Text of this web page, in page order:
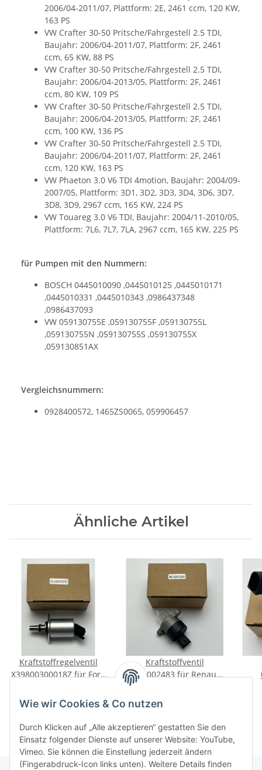
Wie wir Cookies & Co nutzen
Durch Klicken auf „Alle akzeptieren“ gestatten Sie den
Einsatz folgender Dienste auf unserer Website: YouTube,
Vimeo. Sie können die Einstellung jederzeit ändern
(Fingerabdruck-Icon links unten). Weitere Details finden
2006/04-2011/07, Plattform: 2E, 2461 ccm, 120 KW,
163 PS
VW Crafter 30-50 Pritsche/Fahrgestell 2.5 TDI,
Baujahr: 2006/04-2011/07, Plattform: 2F, 2461
ccm, 65 KW, 88 PS
VW Crafter 30-50 Pritsche/Fahrgestell 2.5 TDI,
Baujahr: 2006/04-2013/05, Plattform: 2F, 2461
ccm, 80 KW, 109 PS
VW Crafter 30-50 Pritsche/Fahrgestell 2.5 TDI,
Baujahr: 2006/04-2013/05, Plattform: 2F, 2461
ccm, 100 KW, 136 PS
VW Crafter 30-50 Pritsche/Fahrgestell 2.5 TDI,
Baujahr: 2006/04-2011/07, Plattform: 2F, 2461
ccm, 120 KW, 163 PS
VW Phaeton 3.0 V6 TDI 4motion, Baujahr: 2004/09-
2007/05, Plattform: 3D1, 3D2, 3D3, 3D4, 3D6, 3D7,
3D8, 3D9, 2967 ccm, 165 KW, 224 PS
VW Touareg 3.0 V6 TDI, Baujahr: 2004/11-2010/05,
Plattform: 7L6, 7L7, 7LA, 2967 ccm, 165 KW, 225 PS
für Pumpen mit den Nummern:
BOSCH 0445010090 ,0445010125 ,0445010171
,0445010331 ,0445010343 ,0986437348
,0986437093
VW 059130755E ,059130755F ,059130755L
,059130755N ,059130755S ,059130755X
,059130851AX
Vergleichsnummern:
­0928400572, ­1465ZS0065, 059906457
Ähnliche Artikel
Kraftstoffregelventil
X39800300018Z für Ford
I 2.0TDCI
Kraftstoffventil
0281002483 für Renault
Espace Megane 1.9 / 2.2
dCi 1870/2188ccm